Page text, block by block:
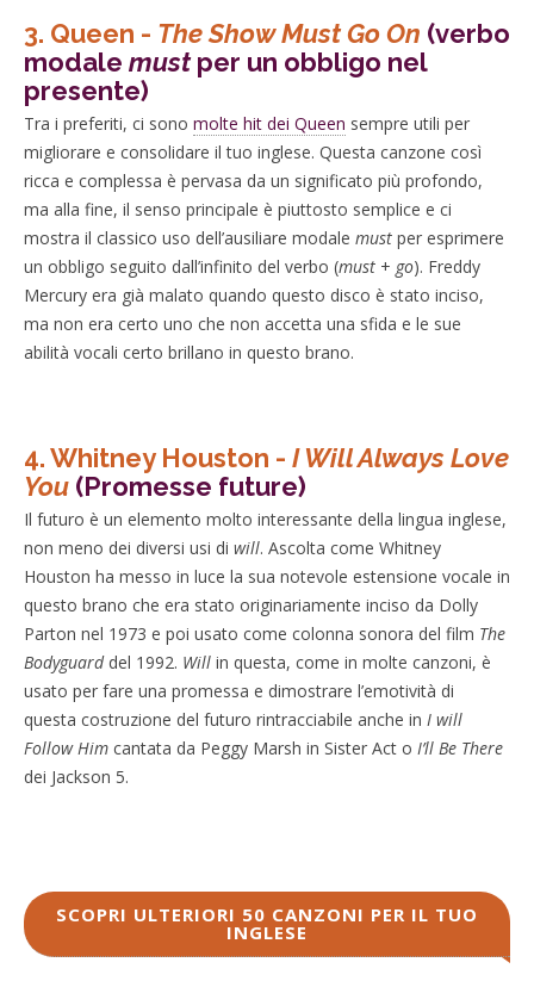
3. Queen - The Show Must Go On (verbo
modale mustper un obbligo nel
presente)
Tra i preferiti, ci sono molte hit dei Queen sempre utili per
migliorare e consolidare il tuo inglese. Questa canzone così
ricca e complessa è pervasa da un significato più profondo,
ma alla fine, il senso principale è piuttosto semplice e ci
mostra il classico uso dell’ausiliare modale must per esprimere
un obbligo seguito dall’infinito del verbo (must + go). Freddy
Mercury era già malato quando questo disco è stato inciso,
ma non era certo uno che non accetta una sfida e le sue
abilità vocali certo brillano in questo brano.
4.Whitney Houston - I Will Always Love
You (Promesse future)
Il futuro è un elemento molto interessante della lingua inglese,
non meno dei diversi usi di will. Ascolta come Whitney
Houston ha messo in luce la sua notevole estensione vocale in
questo brano che era stato originariamente inciso da Dolly
Parton nel 1973 e poi usato come colonna sonora del film The
Bodyguarddel 1992. Will in questa, come in molte canzoni, è
usato per fare una promessa e dimostrare l’emotività di
questa costruzione del futuro rintracciabile anche in I will
Follow Him cantata da Peggy Marsh in Sister Act o I’ll Be There
dei Jackson 5.
SCOPRI ULTERIORI 50 CANZONI PER IL TUO
INGLESE